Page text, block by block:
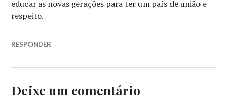
educar as novas gerações para ter um país de união e
respeito.
RESPONDER
Deixe um comentário